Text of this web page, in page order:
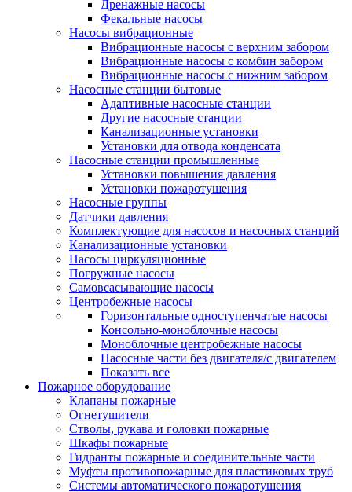
Дренажные насосы
Фекальные насосы
Насосы вибрационные
Вибрационные насосы с верхним забором
Вибрационные насосы с комбин забором
Вибрационные насосы с нижним забором
Насосные станции бытовые
Адаптивные насосные станции
Другие насосные станции
Канализационные установки
Установки для отвода конденсата
Насосные станции промышленные
Установки повышения давления
Установки пожаротушения
Насосные группы
Датчики давления
Комплектующие для насосов и насосных станций
Канализационные установки
Насосы циркуляционные
Погружные насосы
Самовсасывающие насосы
Центробежные насосы
Горизонтальные одноступенчатые насосы
Консольно-моноблочные насосы
Моноблочные центробежные насосы
Насосные части без двигателя/с двигателем
Показать все
Пожарное оборудование
Клапаны пожарные
Огнетушители
Стволы, рукава и головки пожарные
Шкафы пожарные
Гидранты пожарные и соединительные части
Муфты противопожарные для пластиковых труб
Системы автоматического пожаротушения